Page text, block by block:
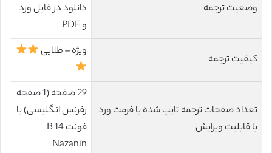
وضعیت ترجمه
دانلود در فایل ورد
و PDF
کیفیت ترجمه
ویژه – طلایی
تعداد صفحات ترجمه تایپ شده با فرمت ورد
با قابلیت ویرایش
29 صفحه (1 صفحه
رفرنس انگلیسی) با
فونت 14 B
Nazanin